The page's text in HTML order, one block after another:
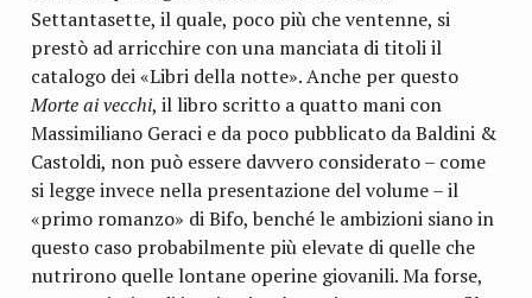
Settantasette, il quale, poco più che ventenne, si
prestò ad arricchire con una manciata di titoli il
catalogo dei «Libri della notte». Anche per questo
Morte ai vecchi, il libro scritto a quatto mani con
Massimiliano Geraci e da poco pubblicato da Baldini &
Castoldi, non può essere davvero considerato – come
si legge invece nella presentazione del volume – il
«primo romanzo» di Bifo, benché le ambizioni siano in
questo caso probabilmente più elevate di quelle che
nutrirono quelle lontane operine giovanili. Ma forse,